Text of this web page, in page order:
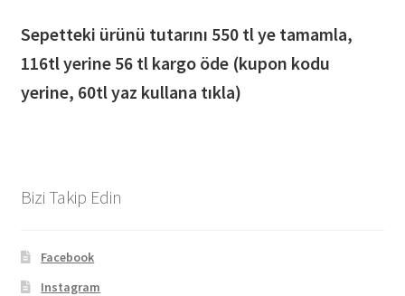
Sepetteki ürünü tutarını 550 tl ye tamamla,
116tl yerine 56 tl kargo öde (kupon kodu
yerine, 60tl yaz kullana tıkla)
Bizi Takip Edin
Facebook
Instagram